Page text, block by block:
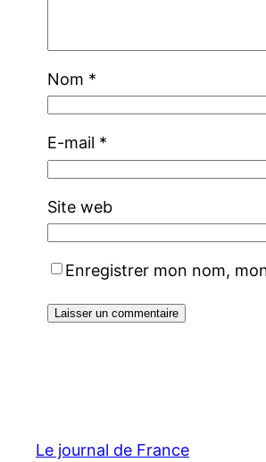
Nom *
E-mail *
Site web
Enregistrer mon nom,
Le journal de France